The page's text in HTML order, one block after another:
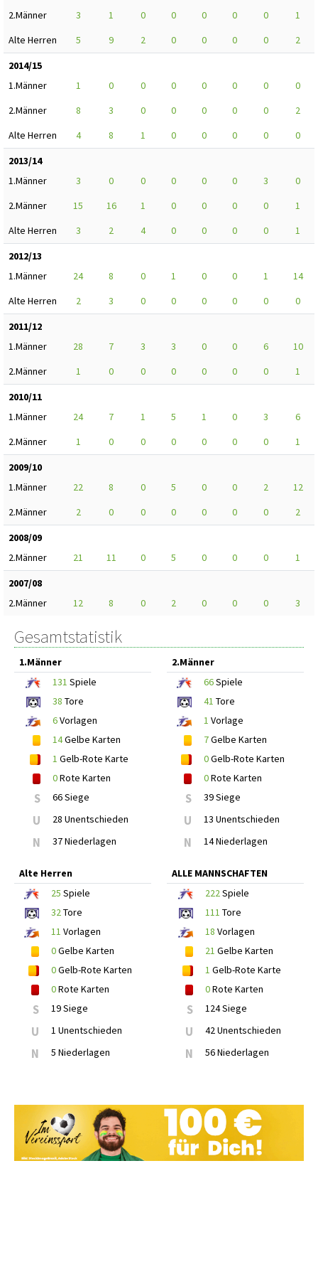
2.Männer 3 1 0 0 0 0 0
1
Alte Herren
5 9 2 0 0 0 0
2
2014/15
1.Männer
1 0 0 0 0 0 0
0
2.Männer
8 3 0 0 0 0 0
2
Alte Herren
4 8 1 0 0 0 0
0
2013/14
1.Männer
3 0 0 0 0 0 3
0
2.Männer
15 16 1 0 0 0 0
1
Alte Herren
3 2 4 0 0 0 0
1
2012/13
1.Männer
24 8 0 1 0 0 1
14
Alte Herren
2 3 0 0 0 0 0
0
2011/12
1.Männer
28 7 3 3 0 0 6
10
2.Männer
1 0 0 0 0 0 0
1
2010/11
1.Männer
24 7 1 5 1 0 3
6
2.Männer
1 0 0 0 0 0 0
1
2009/10
1.Männer
22 8 0 5 0 0 2
12
2.Männer
2 0 0 0 0 0 0
2
2008/09
2.Männer
21 11 0 5 0 0 0
1
2007/08
2.Männer
12 8 0 2 0 0 0 3
Gesamtstatistik
1.Männer
131 Spiele
38 Tore
6Vorlagen
14Gelbe Karten
1 Gelb-Rote Karte
0Rote Karten
S 66 Siege
U 28 Unentschieden
N 37 Niederlagen
2.Männer
66Spiele
41 Tore
1 Vorlage
7Gelbe Karten
0Gelb-Rote Karten
0Rote Karten
S 39 Siege
U 13 Unentschieden
N 14 Niederlagen
Alte Herren
25 Spiele
32Tore
11 Vorlagen
0Gelbe Karten
0Gelb-Rote Karten
0Rote Karten
S 19 Siege
U 1 Unentschieden
N 5 Niederlagen
ALLE MANNSCHAFTEN
222Spiele
111 Tore
18 Vorlagen
21 Gelbe Karten
1 Gelb-Rote Karte
0Rote Karten
S 124 Siege
U 42 Unentschieden
N 56 Niederlagen